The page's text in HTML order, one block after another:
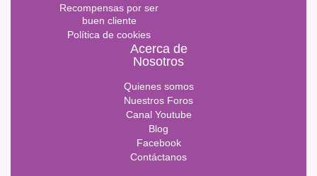
Recompensas por ser
buen cliente
Política de cookies
Acerca de
Nosotros
Quienes somos
Nuestros Foros
Canal Youtube
Blog
Facebook
Contáctanos